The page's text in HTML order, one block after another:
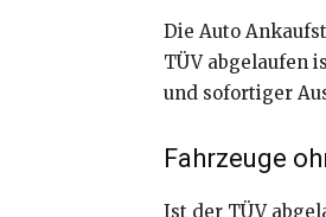
Die Auto
TÜV abgelaufen
und sofortiger
Fahrzeuge
Ist der TÜV